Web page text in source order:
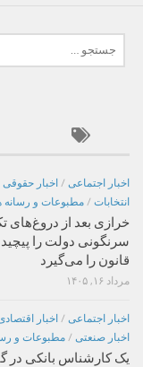
برای:
اخبار اجتماعی / اخبار حقوقی
انتخابات / مطبوعات و رسانه
خرازی بعد از دروغ‌های
سرنگونی دولت را
قانون را می‌گیرد
مرداد ۱۶, ۱۴۰۵
اخبار اجتماعی / اخبار
اخبار صنعتی / مطبوعات و
یک کارشناس بانکی در